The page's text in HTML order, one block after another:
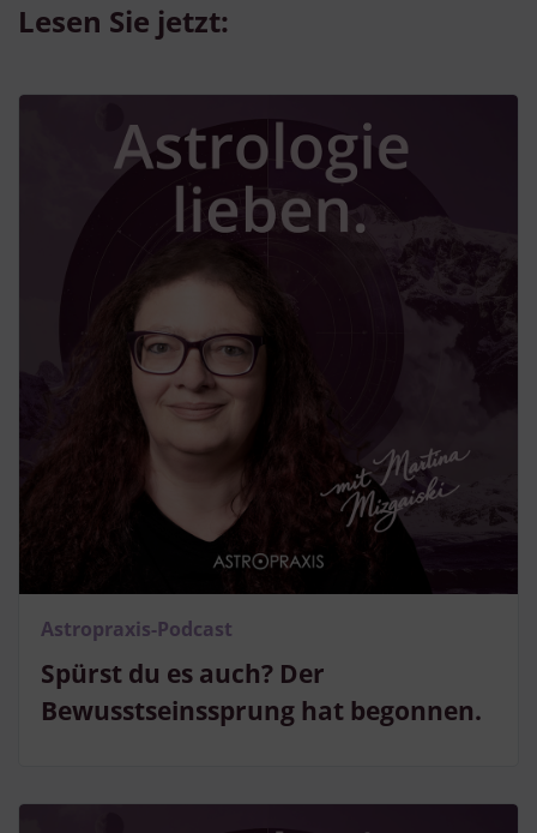
Lesen Sie jetzt:
Spürst du es auch? Der
Bewusstseinssprung hat begonnen.
Astropraxis-Podcast